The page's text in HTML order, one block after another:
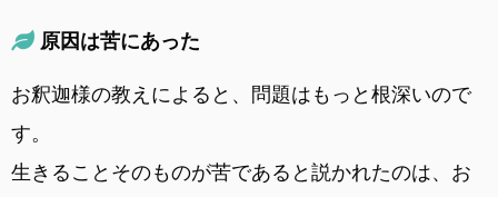
原因は苦にあった
お釈迦様の教えによると、問題はもっと根深いので
す。
生きることそのものが苦であると説かれたのは、お